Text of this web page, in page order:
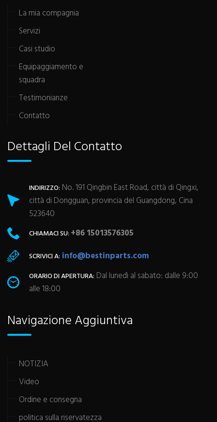
La mia compagnia
Servizi
Casi studio
Equipaggiamento e
squadra
Testimonianze
Contatto
Dettagli Del Contatto
INDIRIZZO: No. 191 Qingbin East Road, città di Qingxi,
città di Dongguan, provincia del Guangdong, Cina
523640
CHIAMACI SU: +86 15013576305
SCRIVICI A: info@bestinparts.com
ORARIO DI APERTURA: Dal lunedì al sabato: dalle 9:00
alle 18:00
Navigazione Aggiuntiva
NOTIZIA
Video
Ordine e consegna
politica sulla riservatezza